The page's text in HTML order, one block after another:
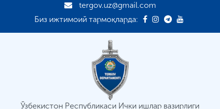
tergov.uz@gmail.com
Биз ижтимоий тармоқларда:
Ўзбекистон Республикаси Ички ишлар вазирлиги